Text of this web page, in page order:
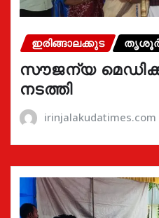
ഇരിങ്ങാലക്കുട
സൗജന്യ
നടത്തി
irinjalakudatimes.com